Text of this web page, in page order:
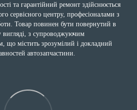
та гарантійний ремонт здійснюється
сервісного центру, професіоналами з
Товар повинен бути повернутий в
вигляді, з супроводжуючим
що містить зрозумілий і докладний
автозапчастини.